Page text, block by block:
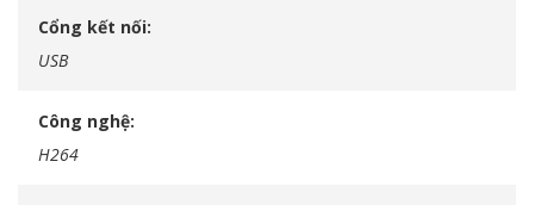
Cổng kết nối
USB
Công nghệ
H264